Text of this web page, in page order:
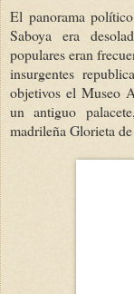
El panorama
Saboya era
populares eran
insurgentes
objetivos el Museo
un antiguo
madrileña Glorieta